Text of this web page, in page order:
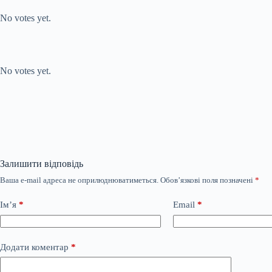
No votes yet.
No votes yet.
Залишити відповідь
Ваша e-mail адреса не оприлюднюватиметься. Обов’язкові поля позначені *
Ім’я * Email *
Додати коментар *